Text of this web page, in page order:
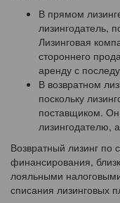
В прямом
лизингодатель,
Лизинговая
стороннего
аренду с
В возвратном
поскольку
поставщиком.
лизингодателю,
Возвратный лизинг по
финансирования,
лояльными
списания лизинговых